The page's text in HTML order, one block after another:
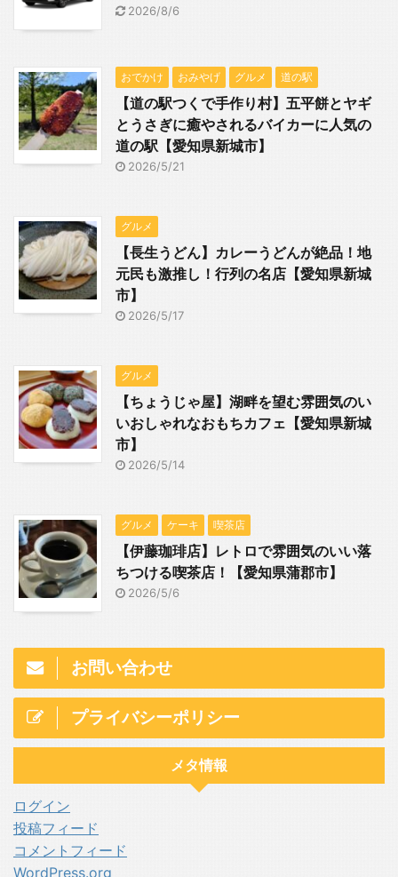
2026/8/6
おでかけ おみやげ グルメ 道の駅
【道の駅つくで手作り村】五平餅とヤギ
とうさぎに癒やされるバイカーに人気の
道の駅【愛知県新城市】
2026/5/21
グルメ
【長生うどん】カレーうどんが絶品！地
元民も激推し！行列の名店【愛知県新城
市】
2026/5/17
グルメ
【ちょうじゃ屋】湖畔を望む雰囲気のい
いおしゃれなおもちカフェ【愛知県新城
市】
2026/5/14
グルメ ケーキ 喫茶店
【伊藤珈琲店】レトロで雰囲気のいい落
ちつける喫茶店！【愛知県蒲郡市】
2026/5/6
お問い合わせ
プライバシーポリシー
メタ情報
ログイン
投稿フィード
コメントフィード
WordPress.org